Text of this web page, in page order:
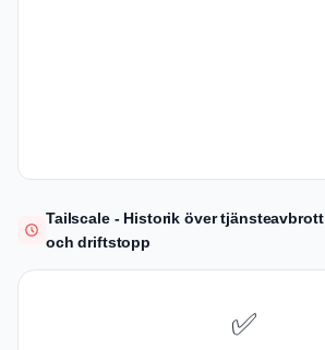
Tailscale - Historik över tjänsteavbrott
och driftstopp
✅